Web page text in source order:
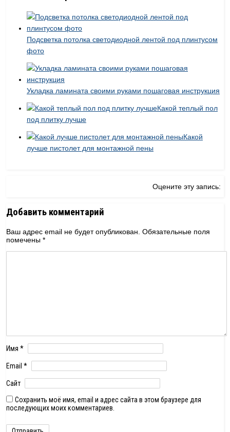
Подсветка потолка светодиодной лентой под плинтусом
фото
Укладка ламината своими руками пошаговая инструкция
Какой теплый пол
под плитку лучше
Какой
лучше пистолет для монтажной пены
Оцените эту запись:
Добавить комментарий
Ваш адрес email не будет опубликован. Обязательные поля
помечены *
Имя *
Email *
Сайт
Сохранить моё имя, email и адрес сайта в этом браузере для
последующих моих комментариев.